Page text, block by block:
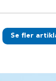
Se fler